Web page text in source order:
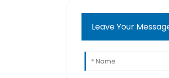
Leave Your